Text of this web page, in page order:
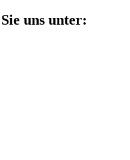
uns unter: